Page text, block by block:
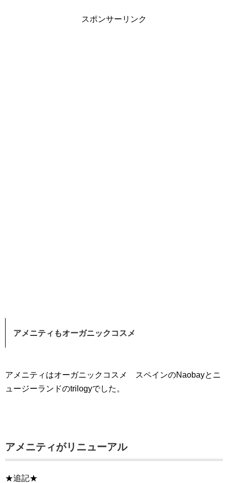
スポンサーリンク
アメニティもオーガニックコスメ
アメニティはオーガニックコスメ スペインのNaobayとニ
ュージーランドのtrilogyでした。
アメニティがリニューアル
★追記★